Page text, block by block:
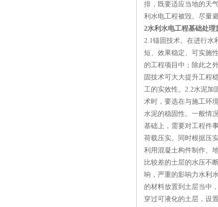
排，既要适应当地的天
利水电工程被毁。尽量
2水利水电工程基础处理
2.1锚固技术。在进行水
短、效果稳定、可实施
的工程项目中；除此之
固技术可大大提升工程
工的实效性。2.2水泥加
术时，要选在与施工环
水泥的稳固性。一般情
基础上，需要对工程件
荷载压实。同时根据压
利用混凝土构件制作、
比较差的土层的水压不
响，严重的影响力水利
的材料放置到土层当中
穿过可液化的土层，设